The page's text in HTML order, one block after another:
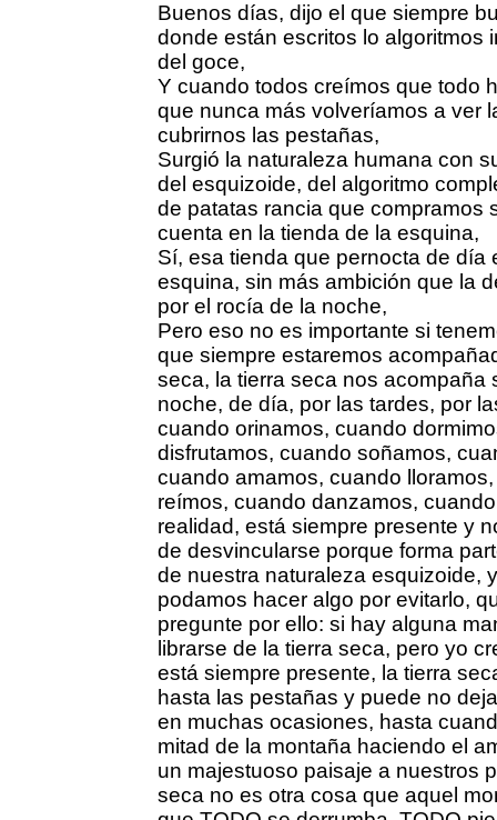
Buenos días, dijo el que siempre
donde están escritos lo algoritmos
del goce,
Y cuando todos creímos que todo
que nunca más volveríamos a ver
cubrirnos las pestañas,
Surgió la naturaleza humana con
del esquizoide, del algoritmo
de patatas rancia que compramos
cuenta en la tienda de la esquina,
Sí, esa tienda que pernocta de día
esquina, sin más ambición que la
por el rocía de la noche,
Pero eso no es importante si
que siempre estaremos
seca, la tierra seca nos acompaña
noche, de día, por las tardes, por
cuando orinamos, cuando
disfrutamos, cuando soñamos,
cuando amamos, cuando
reímos, cuando danzamos,
realidad, está siempre presente y
de desvincularse porque forma
de nuestra naturaleza esquizoide,
podamos hacer algo por evitarlo,
pregunte por ello: si hay alguna
librarse de la tierra seca, pero yo
está siempre presente, la tierra
hasta las pestañas y puede no
en muchas ocasiones, hasta
mitad de la montaña haciendo el
un majestuoso paisaje a nuestros
seca no es otra cosa que aquel